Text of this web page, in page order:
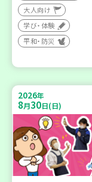
大人向け
学び・体験
平和・防災
2026年
8月30日(日)